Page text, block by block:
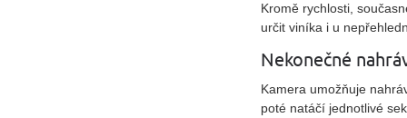
Kromě rychlosti,
určit viníka i u
Nekonečné
Kamera umožňuje
poté natáčí jednotlivé